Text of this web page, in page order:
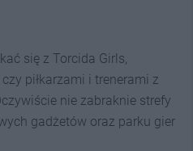
się z Torcida Girls,
piłkarzami i trenerami z
nie zabraknie strefy
gadżetów oraz parku gier